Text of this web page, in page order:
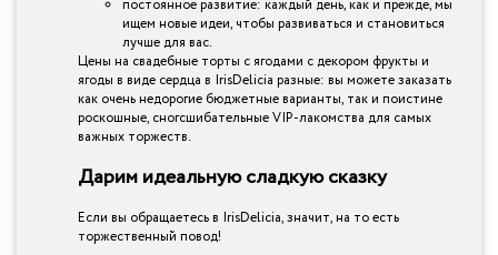
постоянное развитие: каждый день, как и прежде, мы
ищем новые идеи, чтобы развиваться и становиться
лучше для вас.
Цены на свадебные торты с ягодами с декором фрукты и
ягоды в виде сердца в IrisDelicia разные: вы можете заказать
как очень недорогие бюджетные варианты, так и поистине
роскошные, сногсшибательные VIP-лакомства для самых
важных торжеств.
Дарим идеальную сладкую сказку
Если вы обращаетесь в IrisDelicia, значит, на то есть
торжественный повод!